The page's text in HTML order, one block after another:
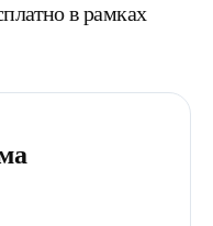
в рамках